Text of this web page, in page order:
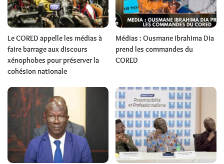
Le CORED appelle les médias à
faire barrage aux discours
xénophobes pour préserver la
cohésion nationale
Médias : Ousmane Ibrahima Dia
prend les commandes du
CORED